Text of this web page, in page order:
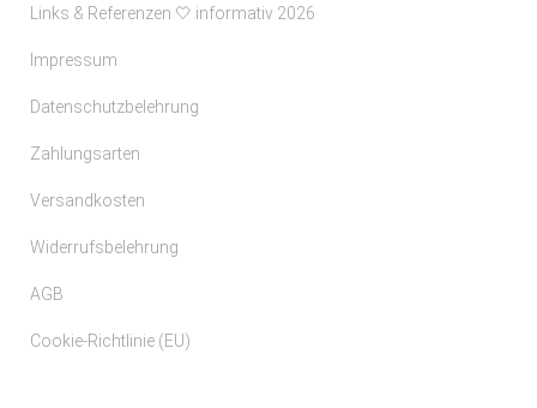
Links & Referenzen 🤍 informativ 2026
Impressum
Datenschutzbelehrung
Zahlungsarten
Versandkosten
Widerrufsbelehrung
AGB
Cookie-Richtlinie (EU)